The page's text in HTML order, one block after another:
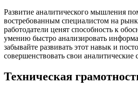
Развитие аналитического мышления
востребованным специалистом на
работодатели ценят способность к
умению быстро анализировать
забывайте развивать этот навык и
совершенствовать свои аналитические
Техническая